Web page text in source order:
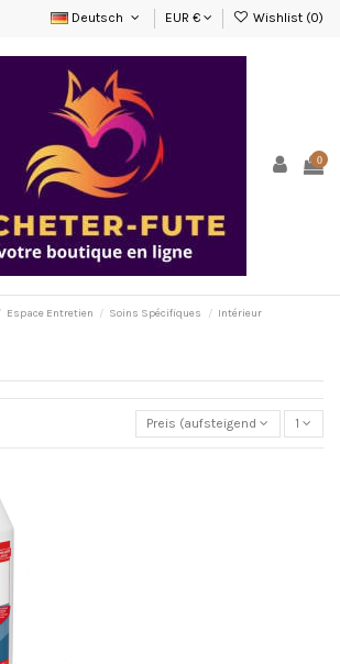
Deutsch EUR € Wishlist (0)
0
Espace Entretien Soins Spécifiques Intérieur
Preis (aufsteigend) 1